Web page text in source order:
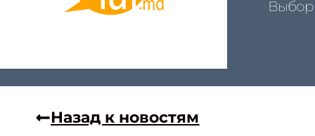
Назад к новостям